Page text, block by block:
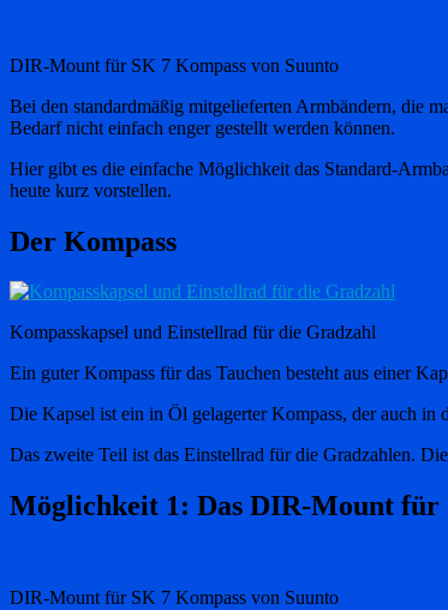
DIR-Mount für SK 7 Kompass von Suunto
Bei den standardmäßig mitgelieferten Armbändern, die
Bedarf nicht einfach enger gestellt werden können.
Hier gibt es die einfache Möglichkeit das Standard-
heute kurz vorstellen.
Der Kompass
Kompasskapsel und Einstellrad für die Gradzahl
Ein guter Kompass für das Tauchen besteht aus einer
Die Kapsel ist ein in Öl gelagerter Kompass, der auch in
Das zweite Teil ist das Einstellrad für die Gradzahlen.
Möglichkeit 1: Das DIR-Mount für
DIR-Mount für SK 7 Kompass von Suunto